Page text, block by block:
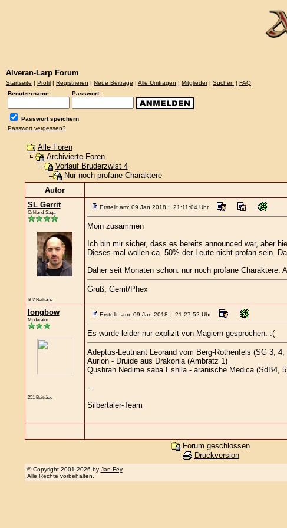
Alveran-Larp Forum
Startseite | Profil | Registrieren | Neue Beiträge | Alle Umfragen | Mitglieder| Suchen | FAQ
Benutzername:
Passwort:
Passwort speichern
Passwort vergessen?
Alle Foren
Archivierte Foren
Vorlauf Bruderzwist 4
Nur noch profane Charaktere
Autor
SL Gerrit
Orkland-Saga
602 Beiträge
Erstellt am: 09 Jan 2018 : 21:11:04 Uhr
Moin zusammen
Ich bin mir sicher, dass es bereits announced war, aber
Dieses mal wollen ca. 50% der Leute nicht-profan sein.
Daher seit Monaten schon: nur noch profane Charaktere.
Gruß, Gerrit/Phex
longbow
Moderator
251 Beiträge
Erstellt am: 09 Jan 2018 : 21:27:52 Uhr
Es wurde leider nur explizit von Magiern gesprochen. :(
Adeptus-Leutnant Leorand vom Berg-Rothenfels (SG 3,
Aurion - Druide aus Drakonia (Ambratz 1)
Qushrah Nedime saba Eshila - aranische Medica (SdB4,
---
Silbertaler-Team
Forum geschlossen
Druckversion
© Copyright 2001-2026 by Jan Fey
Alle Rechte vorbehalten.